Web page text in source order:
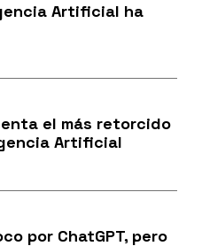
Artificial ha
el más retorcido
Artificial
por ChatGPT, pero